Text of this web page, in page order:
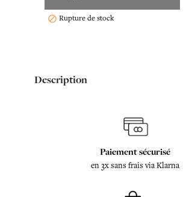
 Rupture de stock
Description
Paiement sécurisé
en 3x sans frais via Klarna